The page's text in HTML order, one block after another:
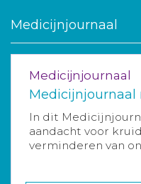
Medicijnjournaal
Medicijnjournaal
Medicijnjournaal
In dit
aandacht voor
verminderen van